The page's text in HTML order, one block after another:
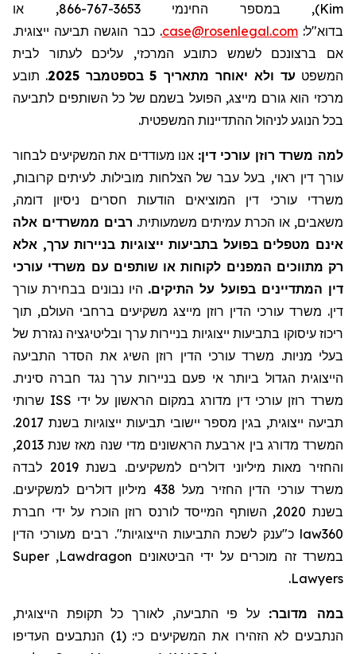
Kim
), במספר החינמי 866-767-3653, או
בדוא"ל:case@rosenlegal.com. כבר הוגשה תביעה ייצוגית.
אם ברצונכם לשמש כתובע המרכזי, עליכם לעתור לבית
המשפט עד ולא יאוחר מתאריך 5 בספטמבר 2025 . תובע
מרכזי הוא גורם מייצג, הפועל בשמם של כל השותפים לתביעה
בכל הנוגע לניהול ההתדיינות המשפטית.
למה משרד רוזן עורכי דין: אנו מעודדים את המשקיעים לבחור
עורך דין ראוי, בעל עבר של הצלחות מובילות. לעיתים קרובות,
משרדי עורכי דין המוציאים הודעות חסרים ניסיון דומה,
משאבים, או הכרת עמיתים משמעותית. רבים ממשרדים אלה
אינם מטפלים בפועל בתביעות ייצוגיות בניירות ערך, אלא
רק מתווכים המפנים לקוחות או שותפים עם משרדי עורכי
דין המתדיינים בפועל על התיקים. היו נבונים בבחירת עורך
דין. משרד עורכי הדין רוזן מייצג משקיעים ברחבי העולם, תוך
ריכוז עיסוקו בתביעות ייצוגיות בניירות ערך ובליטיגציה נגזרת של
בעלי מניות. משרד עורכי הדין רוזן השיג את הסדר התביעה
הייצוגית הגדול ביותר אי פעם בניירות ערך נגד חברה סינית.
משרד רוזן עורכי דין מדורג במקום הראשון על ידי ISS שרותי
תביעה ייצוגית, בגין מספר יישובי תביעות ייצוגיות בשנת 2017.
המשרד מדורג בין ארבעת הראשונים מדי שנה מאז שנת 2013,
והחזיר מאות מיליוני דולרים למשקיעים. בשנת 2019 לבדה
משרד עורכי הדין החזיר מעל
438 מיליון דולרים למשקיעים.
בשנת 2020, השותף המייסד לורנס רוזן הוכרז על ידי חברת
law360 כ"ענק לשכת התביעות הייצוגיות". רבים מעורכי הדין
במשרד זה מוכרים על ידי הביטאונים Lawdragon
,
Super
Lawyers
.
במה מדובר:על פי התביעה, לאורך כל תקופת הייצוגית,
הנתבעים לא הזהירו את המשקיעים כי: (1) הנתבעים העדיפו